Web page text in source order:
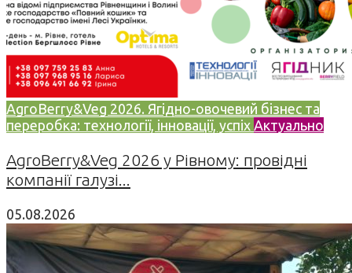
AgroBerry&Veg 2026. Ягідно-овочевий бізнес та
переробка: технології, інновації, успіх Актуально
AgroBerry&Veg 2026 у Рівному: провідні
компанії галузі...
05.08.2026